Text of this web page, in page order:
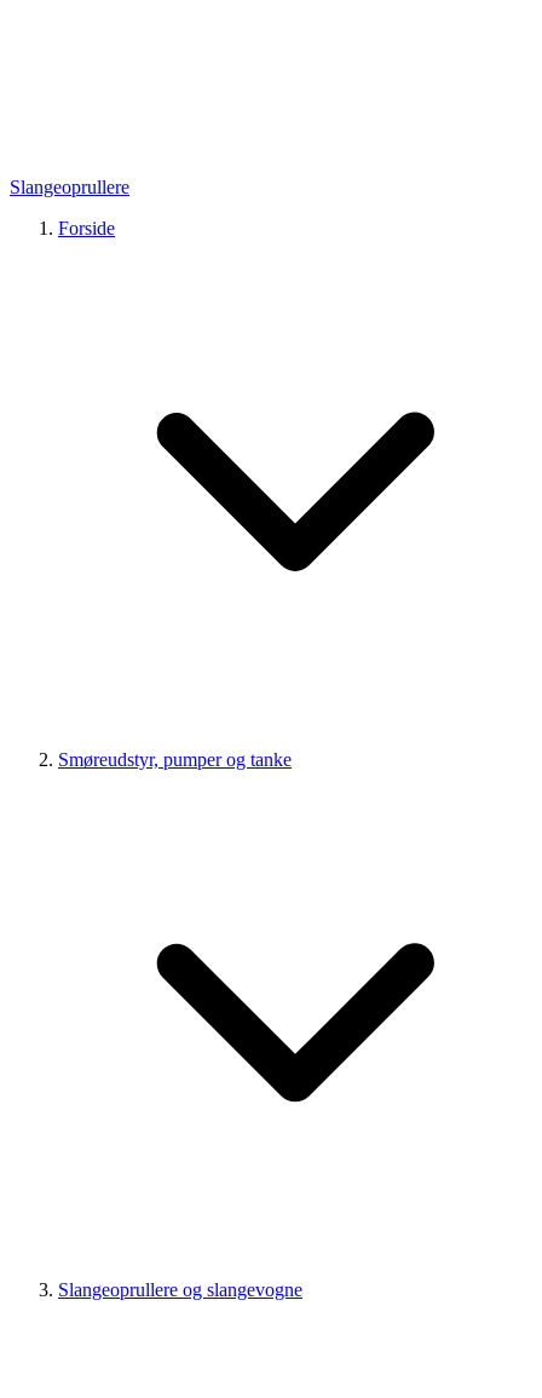
Slangeoprullere
Forside
Smøreudstyr, pumper og tanke
Slangeoprullere og slangevogne